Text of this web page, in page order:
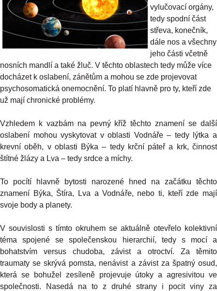
vylučovací orgány,
tedy spodní část
střeva, konečník,
dále nos a všechny
jeho části včetně
nosních mandlí a také žluč. V těchto oblastech tedy může více
docházet k oslabení, zánětům a mohou se zde projevovat
psychosomatická onemocnění. To platí hlavně pro ty, kteří zde
už mají chronické problémy.
Vzhledem k vazbám na pevný kříž těchto znamení se další
oslabení mohou vyskytovat v oblasti Vodnáře – tedy lýtka a
krevní oběh, v oblasti Býka – tedy krční páteř a krk, činnost
štítné žlázy a Lva – tedy srdce a míchy.
To pocítí hlavně bytosti narozené hned na začátku těchto
znamení Býka, Štíra, Lva a Vodnáře, nebo ti, kteří zde mají
svoje body a planety.
V souvislosti s tímto okruhem se aktuálně otevřelo kolektivní
téma spojené se společenskou hierarchií, tedy s mocí a
bohatstvím versus chudoba, závist a otroctví. Za těmito
traumaty se skrývá pomsta, nenávist a závist za špatný osud,
která se bohužel zesíleně projevuje útoky a agresivitou ve
společnosti. Nasedá na to z druhé strany i pocit viny za